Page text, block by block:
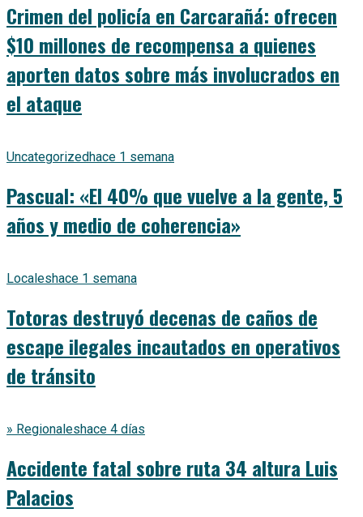
Crimen del policía en Carcarañá: ofrecen
$10 millones de recompensa a quienes
aporten datos sobre más involucrados en
el ataque
Uncategorized hace 1 semana
Pascual: «El 40% que vuelve a la gente, 5
años y medio de coherencia»
Localeshace 1 semana
Totoras destruyó decenas de caños de
escape ilegales incautados en operativos
de tránsito
» Regionaleshace 4 días
Accidente fatal sobre ruta 34 altura Luis
Palacios